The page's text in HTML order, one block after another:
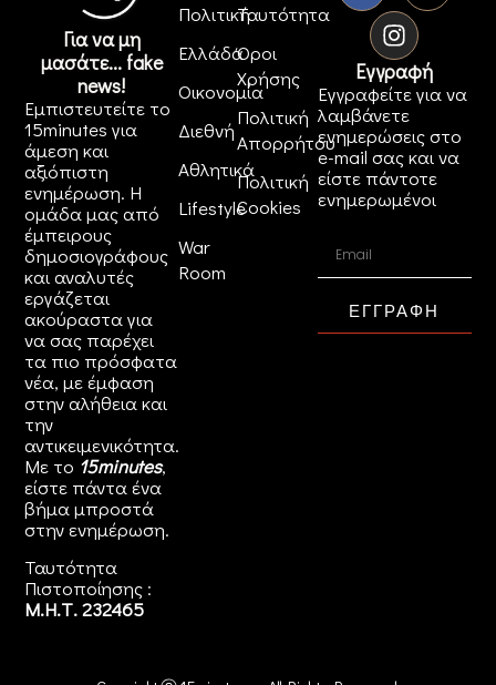
Για να μη
μασάτε... fake
news!
Εμπιστευτείτε το
15minutes για
άμεση και
αξιόπιστη
ενημέρωση. Η
ομάδα μας από
έμπειρους
δημοσιογράφους
και αναλυτές
εργάζεται
ακούραστα για
να σας παρέχει
τα πιο πρόσφατα
νέα, με έμφαση
στην αλήθεια και
την
αντικειμενικότητα.
Με το 15minutes,
είστε πάντα ένα
βήμα μπροστά
στηνενημέρωση.
Ταυτότητα
Πιστοποίησης :
Μ.Η.Τ. 232465
Πολιτική
Ελλάδα
Οικονομία
Διεθνή
Αθλητικά
Lifestyle
War
Room
Ταυτότητα
Όροι
Χρήσης
Πολιτική
Απορρήτου
Πολιτική
Cookies
Εγγραφή
Εγγραφείτε για να
λαμβάνετε
ενημερώσεις στο
e-mail σας και να
είστε πάντοτε
ενημερωμένοι
ΕΓΓΡΑΦΗ